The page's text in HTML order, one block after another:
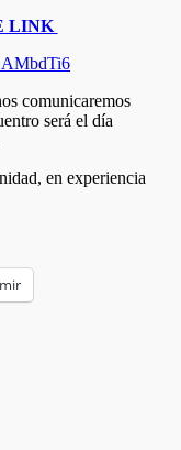
LINK
comunicaremos
será el día
en experiencia